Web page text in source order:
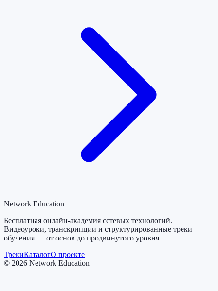
Network Education
Бесплатная онлайн-академия сетевых технологий.
Видеоуроки, транскрипции и структурированные треки
обучения — от основ до продвинутого уровня.
ТрекиКаталогО проекте
© 2026 Network Education